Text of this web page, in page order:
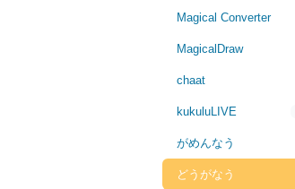
Magical Converter
MagicalDraw
chaat
kukuluLIVE
がめんなう
どうがなう